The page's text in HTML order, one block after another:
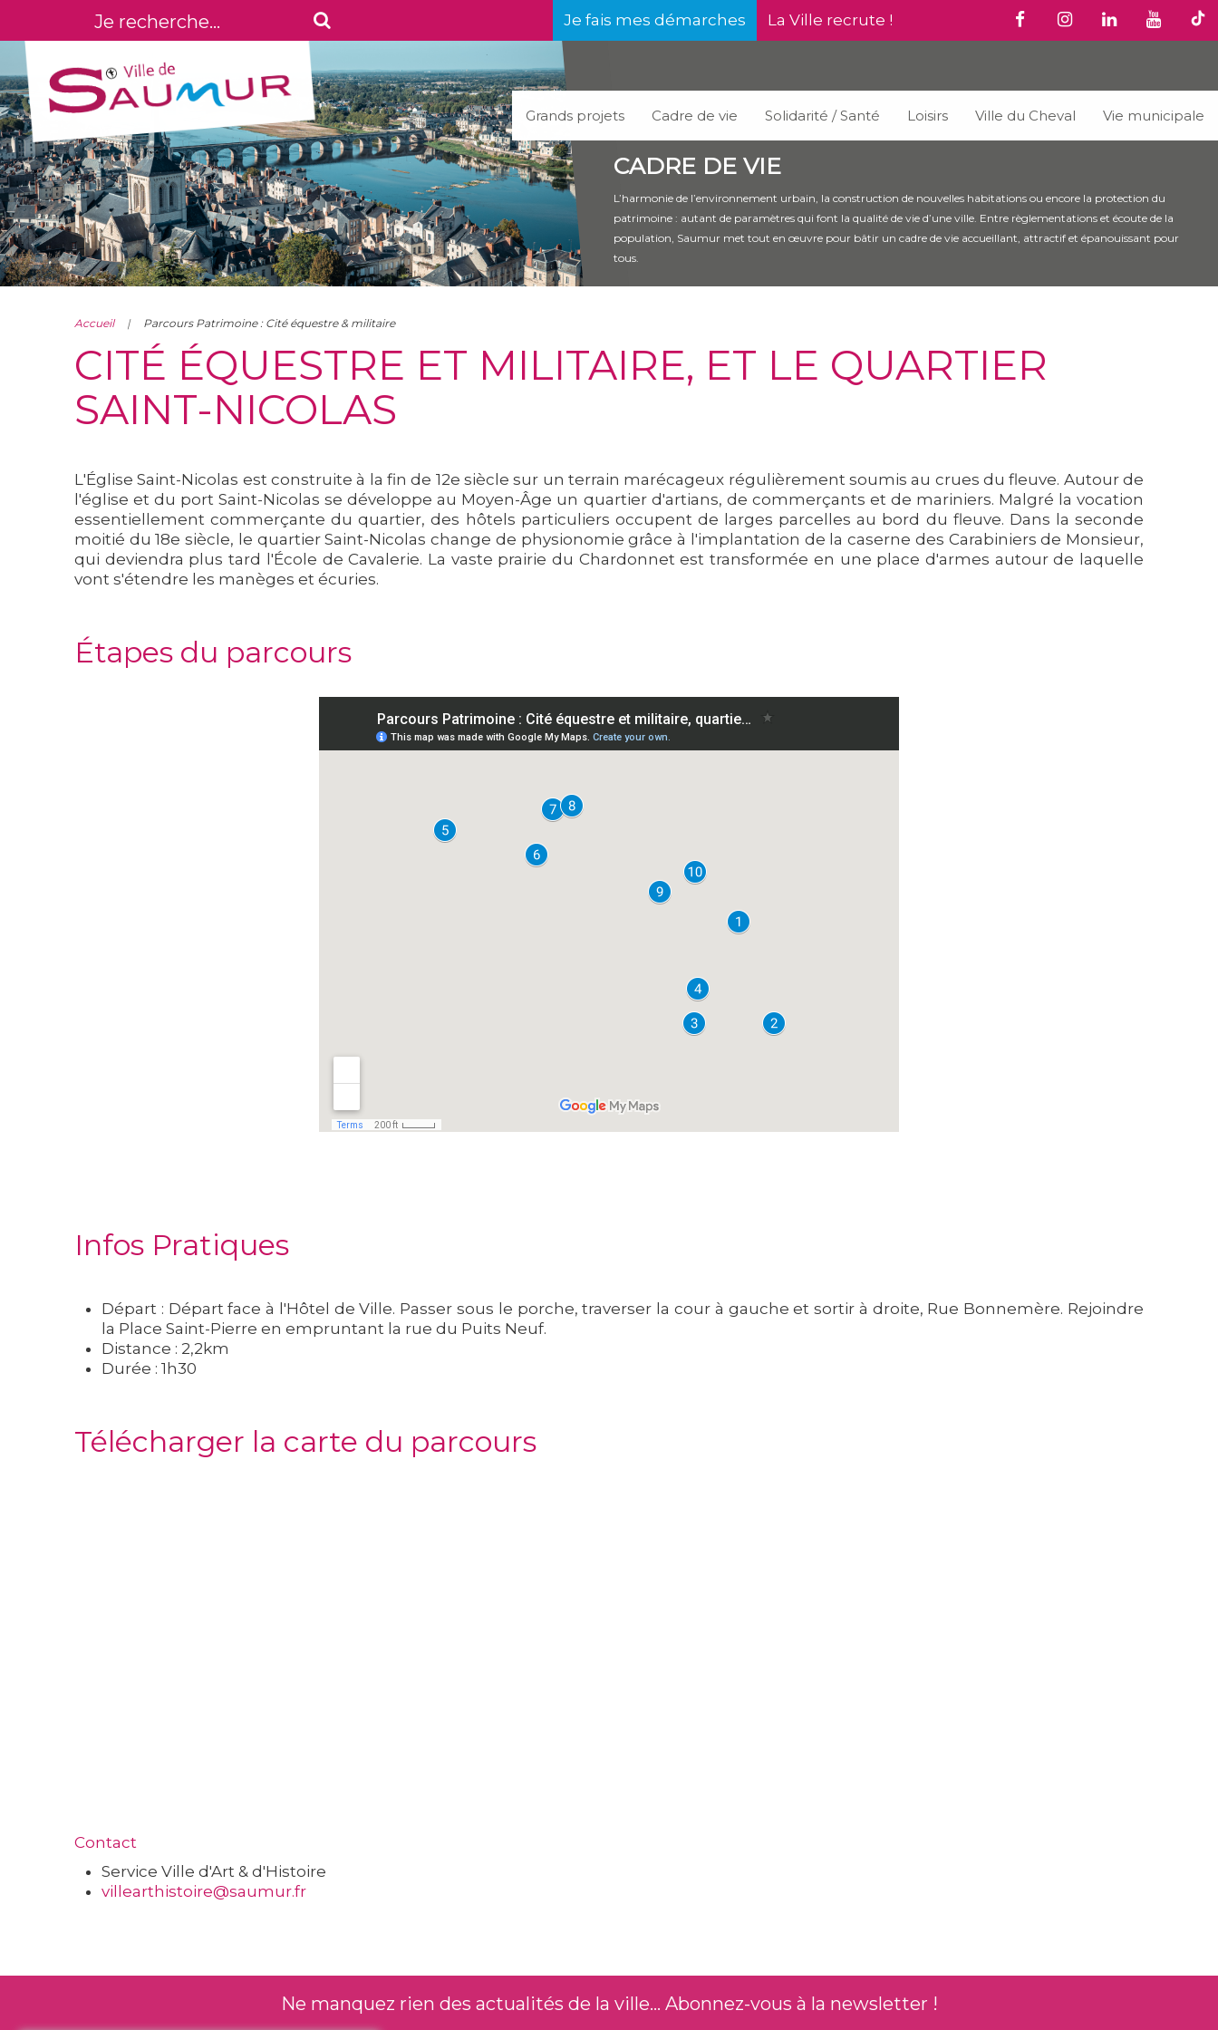
Je fais mes démarches La Ville recrute !
Grands projets Cadre de vie Solidarité / Santé Loisirs Ville du Cheval Vie municipale
CADRE DE VIE
L’harmonie de l’environnement urbain, la construction de nouvelles habitations ou encore la protection du
patrimoine : autant de paramètres qui font la qualité de vie d’une ville. Entre règlementations et écoute de la
population, Saumur met tout en œuvre pour bâtir un cadre de vie accueillant, attractif et épanouissant pour
tous.
Accueil Parcours Patrimoine : Cité équestre & militaire
CITÉ ÉQUESTRE ET MILITAIRE, ET LE QUARTIER
SAINT-NICOLAS
L'Église Saint-Nicolas est construite à la fin de 12e siècle sur un terrain marécageux régulièrement soumis au crues du fleuve. Autour de
l'église et du port Saint-Nicolas se développe au Moyen-Âge un quartier d'artians, de commerçants et de mariniers. Malgré la vocation
essentiellement commerçante du quartier, des hôtels particuliers occupent de larges parcelles au bord du fleuve. Dans la seconde
moitié du 18e siècle, le quartier Saint-Nicolas change de physionomie grâce à l'implantation de la caserne des Carabiniers de Monsieur,
qui deviendra plus tard l'École de Cavalerie. La vaste prairie du Chardonnet est transformée en une place d'armes autour de laquelle
vont s'étendre les manèges et écuries.
Étapes du parcours
Infos Pratiques
Départ : Départ face à l'Hôtel de Ville. Passer sous le porche, traverser la cour à gauche et sortir à droite, Rue Bonnemère. Rejoindre
la Place Saint-Pierre en empruntant la rue du Puits Neuf.
Distance : 2,2km
Durée : 1h30
Télécharger la carte du parcours
Contact
Service Ville d'Art & d'Histoire
villearthistoire@saumur.fr
Ne manquez rien des actualités de la ville... Abonnez-vous à la newsletter !